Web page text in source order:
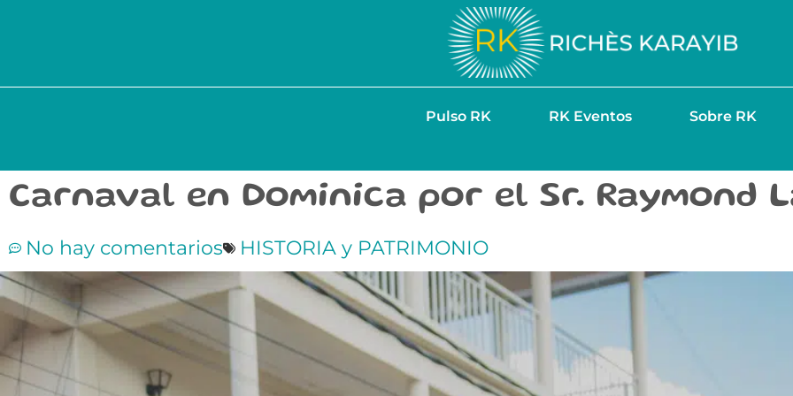
Pulso RK RK Eventos Sobre RK
Carnaval en Dominica por el Sr. Raymond
No hay comentarios HISTORIA y PATRIMONIO